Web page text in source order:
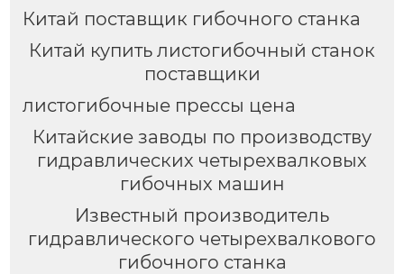
Китай поставщик гибочного станка
Китай купить листогибочный станок
поставщики
листогибочные прессы цена
Китайские заводы по производству
гидравлических четырехвалковых
гибочных машин
Известный производитель
гидравлического четырехвалкового
гибочного станка